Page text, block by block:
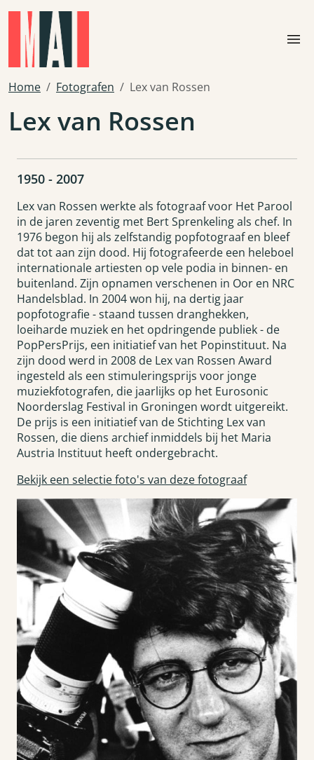
Skip to main content
menu
Home Fotografen Lex van Rossen
Lex van Rossen
1950 - 2007
Lex van Rossen werkte als fotograaf voor Het Parool
in de jaren zeventig met Bert Sprenkeling als chef. In
1976 begon hij als zelfstandig popfotograaf en bleef
dat tot aan zijn dood. Hij fotografeerde een heleboel
internationale artiesten op vele podia in binnen- en
buitenland. Zijn opnamen verschenen in Oor en NRC
Handelsblad. In 2004 won hij, na dertig jaar
popfotografie - staand tussen dranghekken,
loeiharde muziek en het opdringende publiek - de
PopPersPrijs, een initiatief van het Popinstituut. Na
zijn dood werd in 2008 de Lex van Rossen Award
ingesteld als een stimuleringsprijs voor jonge
muziekfotografen, die jaarlijks op het Eurosonic
Noorderslag Festival in Groningen wordt uitgereikt.
De prijs is een initiatief van de Stichting Lex van
Rossen, die diens archief inmiddels bij het Maria
Austria Instituut heeft ondergebracht.
Bekijk een selectie foto's van deze fotograaf